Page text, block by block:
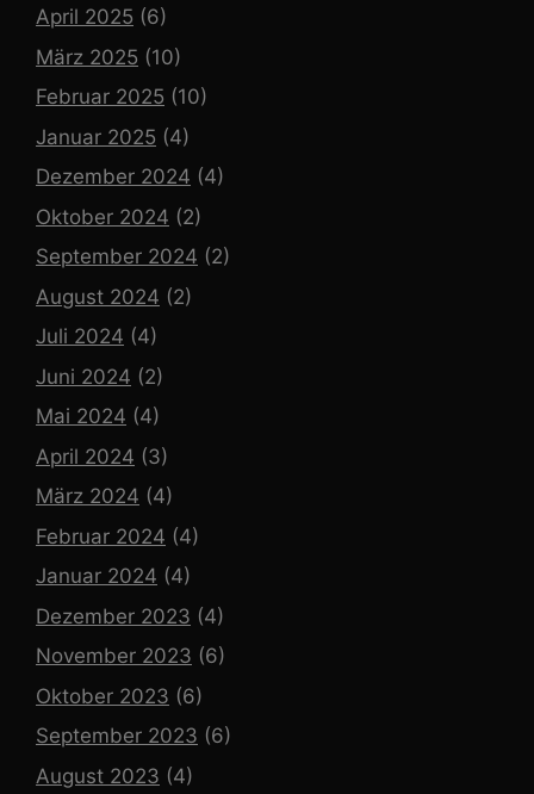
April 2025 (6)
März 2025 (10)
Februar 2025 (10)
Januar 2025 (4)
Dezember 2024 (4)
Oktober 2024 (2)
September 2024 (2)
August 2024 (2)
Juli 2024 (4)
Juni 2024 (2)
Mai 2024 (4)
April 2024 (3)
März 2024 (4)
Februar 2024 (4)
Januar 2024 (4)
Dezember 2023 (4)
November 2023 (6)
Oktober 2023 (6)
September 2023 (6)
August 2023 (4)